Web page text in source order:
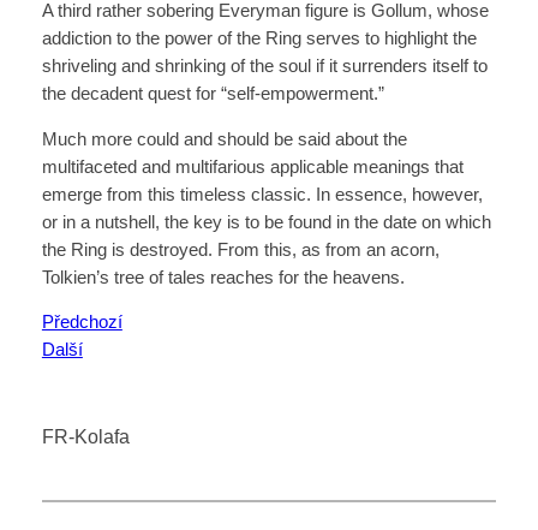
A third rather sobering Everyman figure is Gollum, whose
addiction to the power of the Ring serves to highlight the
shriveling and shrinking of the soul if it surrenders itself to
the decadent quest for “self-empowerment.”
Much more could and should be said about the
multifaceted and multifarious applicable meanings that
emerge from this timeless classic. In essence, however,
or in a nutshell, the key is to be found in the date on which
the Ring is destroyed. From this, as from an acorn,
Tolkien’s tree of tales reaches for the heavens.
Předchozí
Další
FR-Kolafa